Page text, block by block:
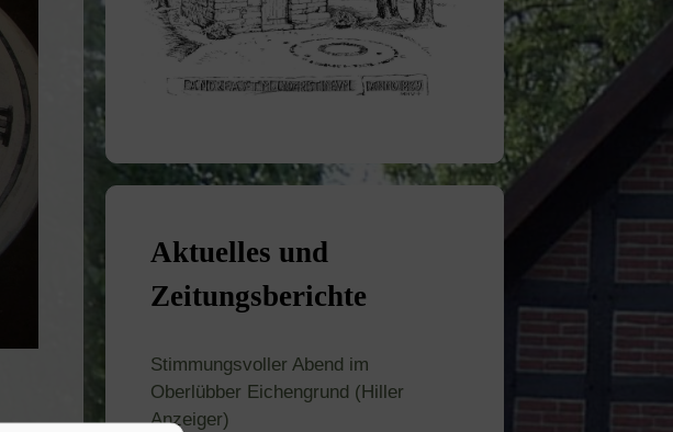
Aktuelles und
Zeitungsberichte
Stimmungsvoller Abend im
Oberlübber Eichengrund (Hiller
Anzeiger)